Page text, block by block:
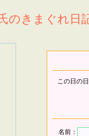
のきまぐれ日
この日の
名前：